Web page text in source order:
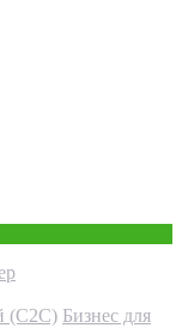
(С2С) Бизнес для